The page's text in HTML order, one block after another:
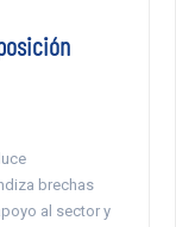
brechas
al sector y